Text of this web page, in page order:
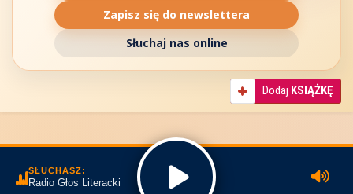
Zapisz się do newslettera
Słuchaj nas online
Dodaj KSIĄŻKĘ
SŁUCHASZ:
Radio Głos Literacki